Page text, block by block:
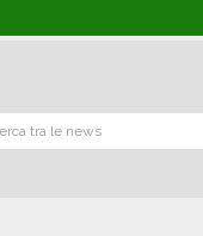
tra le news